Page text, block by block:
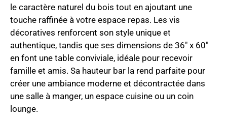
le caractère naturel du bois tout en ajoutant une
touche raffinée à votre espace repas. Les vis
décoratives renforcent son style unique et
authentique, tandis que ses dimensions de 36" x 60"
en font une table conviviale, idéale pour recevoir
famille et amis. Sa hauteur bar la rend parfaite pour
créer une ambiance moderne et décontractée dans
une salle à manger, un espace cuisine ou un coin
lounge.